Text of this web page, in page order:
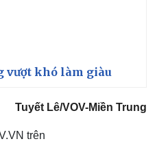
vượt khó làm giàu
Tuyết Lê/VOV-Miền Trung
trên